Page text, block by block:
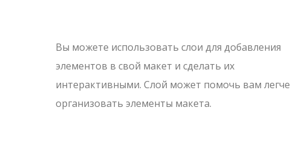
Вы можете использовать слои для добавления
элементов в свой макет и сделать их
интерактивными. Слой может помочь вам легче
организовать элементы макета.